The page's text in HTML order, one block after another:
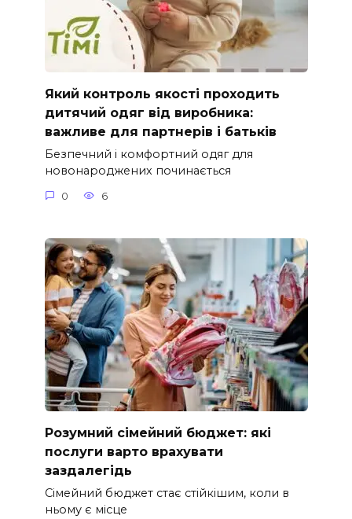
Який контроль якості проходить
дитячий одяг від виробника:
важливе для партнерів і батьків
Безпечний і комфортний одяг для
новонароджених починається
0 6
Розумний сімейний бюджет: які
послуги варто врахувати
заздалегідь
Сімейний бюджет стає стійкішим, коли в
ньому є місце